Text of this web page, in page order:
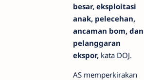
besar, eksploitasi
anak, pelecehan,
ancaman bom, dan
pelanggaran
ekspor, kata DOJ.
AS memperkirakan